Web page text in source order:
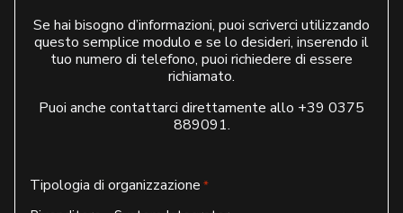
Se hai bisogno d’informazioni, puoi scriverci utilizzando
questo semplice modulo e se lo desideri, inserendo il
tuo numero di telefono, puoi richiedere di essere
richiamato.
Puoi anche contattarci direttamente allo +39 0375
889091.
Tipologia di organizzazione *